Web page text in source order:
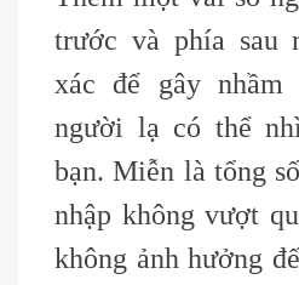
trước và phía sau
xác để gây nhầm
người lạ có thể
bạn. Miễn là tổng
nhập không vượt
không ảnh hưởng